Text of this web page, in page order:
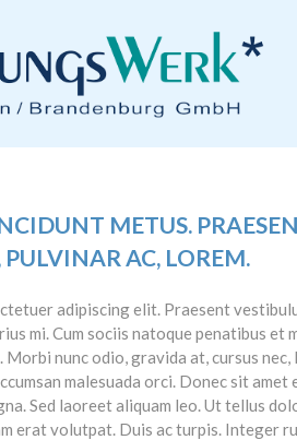
METUS.
AC, LOREM.
adipiscing elit. Praesent
mi. Cum sociis natoque penatibus
nunc odio, gravida at, cursus
malesuada orci. Donec sit
Sed laoreet aliquam leo. Ut tellus
erat volutpat. Duis ac turpis. Integer